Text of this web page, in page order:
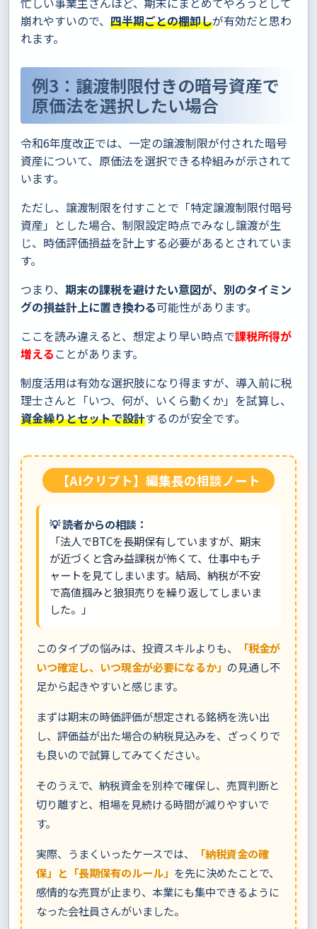
崩れやすいので、 四半期ごとの棚卸しが有効だと思わ
れます。
例3：譲渡制限付きの暗号資産で
原価法を選択したい場合
令和6年度改正では、一定の譲渡制限が付された暗号
資産について、原価法を選択できる枠組みが示されて
います。
ただし、譲渡制限を付すことで「特定譲渡制限付暗号
資産」とした場合、制限設定時点でみなし譲渡が生
じ、時価評価損益を計上する必要があるとされていま
す。
つまり、 期末の課税を避けたい意図が、別のタイミン
グの損益計上に置き換わる可能性があります。
ここを読み違えると、想定より早い時点で課税所得が
増える ことがあります。
制度活用は有効な選択肢になり得ますが、導入前に税
理士さんと「いつ、何が、いくら動くか」を試算し、
資金繰りとセットで設計するのが安全です。
【AIクリプト】編集長の相談ノート
💡 読者からの相談：
「法人でBTCを長期保有していますが、期末
が近づくと含み益課税が怖くて、仕事中もチ
ャートを見てしまいます。結局、納税が不安
で高値掴みと狼狽売りを繰り返してしまいま
した。」
このタイプの悩みは、投資スキルよりも、
「税金が
いつ確定し、いつ現金が必要になるか」 の見通し不
足から起きやすいと感じます。
まずは期末の時価評価が想定される銘柄を洗い出
し、評価益が出た場合の納税見込みを、ざっくりで
も良いので試算してみてください。
そのうえで、納税資金を別枠で確保し、売買判断と
切り離すと、相場を見続ける時間が減りやすいで
す。
実際、うまくいったケースでは、
「納税資金の確
保」と「長期保有のルール」 を先に決めたことで、
感情的な売買が止まり、本業にも集中できるように
なった会社員さんがいました。